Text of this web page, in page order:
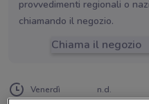
provvedimenti regionali o
chiamando il negozio.
Chiama il negozio
Venerdì n.d.
Sabato n.d.
Domenica n.d.